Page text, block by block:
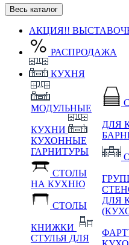
Весь каталог
АКЦИЯ!!
РАСПРОДАЖА
КУХНЯ
МОДУЛЬНЫЕ
КУХНИ
КУХОННЫЕ
ГАРНИТУРЫ
СТОЛЫ
НА КУХНЮ
СТОЛЫ
КНИЖКИ
СТУЛЬЯ ДЛЯ
ДЛЯ
ДЛЯ